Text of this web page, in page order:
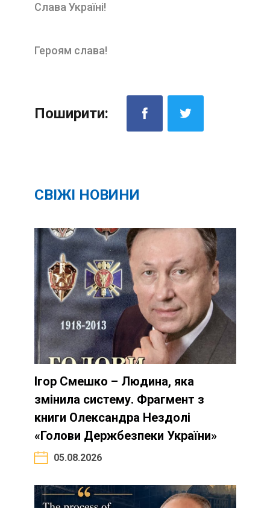
Слава Україні!
Героям слава!
Поширити:
СВІЖІ НОВИНИ
Ігор Смешко – Людина, яка
змінила систему. Фрагмент з
книги Олександра Нездолі
«Голови Держбезпеки України»
05.08.2026